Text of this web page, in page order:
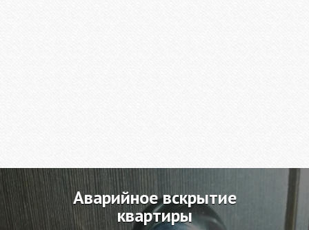
Аварийное вскрытие
квартиры